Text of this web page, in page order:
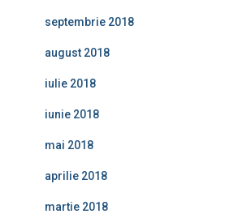
septembrie 2018
august 2018
iulie 2018
iunie 2018
mai 2018
aprilie 2018
martie 2018